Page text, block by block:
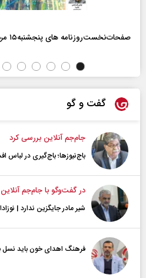
صفحات‌نخست‌روزنامه ها‌ی پنجشنبه‌۱۵ مردادماه
گفت و گو
جام‌جم آنلاین بررسی کرد
باج‌نیوزها؛ باج‌گیری در لباس
در گفت‌و‌گو با جام‌جم
شیر مادر جایگزین ندارد |
فرهنگ اهدای خون باید نسل